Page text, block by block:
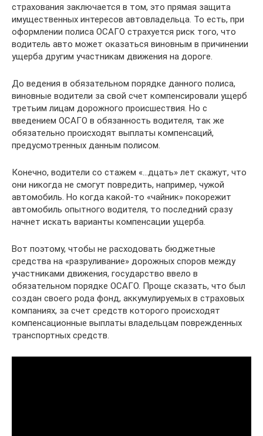
страхования заключается в том, это прямая защита
имущественных интересов автовладельца. То есть, при
оформлении полиса ОСАГО страхуется риск того, что
водитель авто может оказаться виновным в причинении
ущерба другим участникам движения на дороге.
До ведения в обязательном порядке данного полиса,
виновные водители за свой счет компенсировали ущерб
третьим лицам дорожного происшествия. Но с
введением ОСАГО в обязанность водителя, так же
обязательно происходят выплаты компенсаций,
предусмотренных данным полисом.
Конечно, водители со стажем «…дцать» лет скажут, что
они никогда не смогут повредить, например, чужой
автомобиль. Но когда какой-то «чайник» покорежит
автомобиль опытного водителя, то последний сразу
начнет искать варианты компенсации ущерба.
Вот поэтому, чтобы не расходовать бюджетные
средства на «разруливание» дорожных споров между
участниками движения, государство ввело в
обязательном порядке ОСАГО. Проще сказать, что был
создан своего рода фонд, аккумулируемых в страховых
компаниях, за счет средств которого происходят
компенсационные выплаты владельцам поврежденных
транспортных средств.